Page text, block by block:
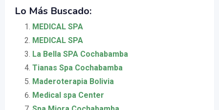
Lo Más Buscado:
MEDICAL SPA
MEDICAL SPA
La Bella SPA Cochabamba
Tianas Spa Cochabamba
Maderoterapia Bolivia
Medical spa Center